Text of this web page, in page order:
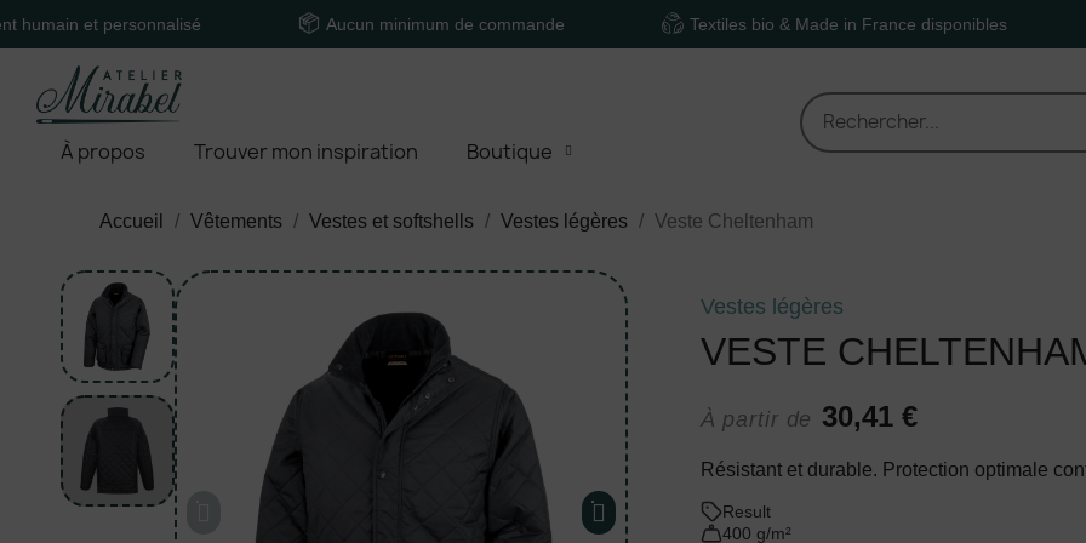
personnalisé Aucun minimum de commande Textiles bio & Made in France disponibles
À propos Trouver mon inspiration Boutique
Accueil Vêtements Vestes et softshells Vestes légères Veste Cheltenham
Vestes légères
VESTE
À partir de 30,41 €
Résistant et durable. Protection optimale
Result
400 g/m²